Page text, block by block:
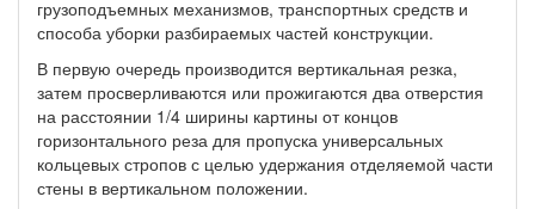
грузоподъемных механизмов, транспортных средств и
способа уборки разбираемых частей конструкции.
В первую очередь производится вертикальная резка,
затем просверливаются или прожигаются два отверстия
на расстоянии 1/4 ширины картины от концов
горизонтального реза для пропуска универсальных
кольцевых стропов с целью удержания отделяемой части
стены в вертикальном положении.